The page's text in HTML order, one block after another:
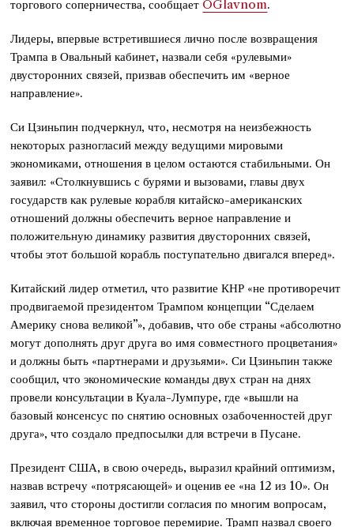
торгового соперничества, сообщает OGlavnom.
Лидеры, впервые встретившиеся лично после возвращения
Трампа в Овальный кабинет, назвали себя «рулевыми»
двусторонних связей, призвав обеспечить им «верное
направление».
Си Цзиньпин подчеркнул, что, несмотря на неизбежность
некоторых разногласий между ведущими мировыми
экономиками, отношения в целом остаются стабильными. Он
заявил: «Столкнувшись с бурями и вызовами, главы двух
государств как рулевые корабля китайско-американских
отношений должны обеспечить верное направление и
положительную динамику развития двусторонних связей,
чтобы этот большой корабль поступательно двигался вперед».
Китайский лидер отметил, что развитие КНР «не противоречит
продвигаемой президентом Трампом концепции “Сделаем
Америку снова великой”», добавив, что обе страны «абсолютно
могут дополнять друг друга во имя совместного процветания»
и должны быть «партнерами и друзьями». Си Цзиньпин также
сообщил, что экономические команды двух стран на днях
провели консультации в Куала-Лумпуре, где «вышли на
базовый консенсус по снятию основных озабоченностей друг
друга», что создало предпосылки для встречи в Пусане.
Президент США, в свою очередь, выразил крайний оптимизм,
назвав встречу «потрясающей» и оценив ее «на 12 из 10». Он
заявил, что стороны достигли согласия по многим вопросам,
включая временное торговое перемирие. Трамп назвал своего